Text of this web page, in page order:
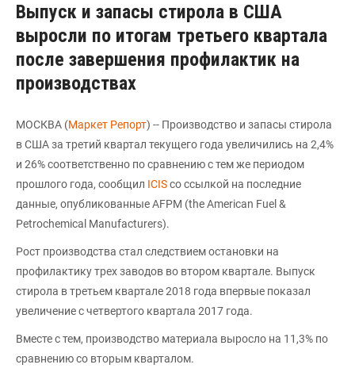
Выпуск и запасы стирола в США
выросли по итогам третьего квартала
после завершения профилактик на
производствах
МОСКВА (Маркет Репорт) -- Производство и запасы стирола
в США за третий квартал текущего года увеличились на 2,4%
и 26% соответственно по сравнению с тем же периодом
прошлого года, сообщил ICISсо ссылкой на последние
данные, опубликованные AFPM (the American Fuel &
Petrochemical Manufacturers).
Рост производства стал следствием остановки на
профилактику трех заводов во втором квартале. Выпуск
стирола в третьем квартале 2018 года впервые показал
увеличение с четвертого квартала 2017 года.
Вместе с тем, производство материала выросло на 11,3% по
сравнению со вторым кварталом.